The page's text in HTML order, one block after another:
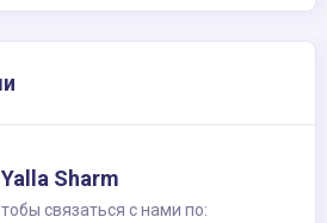
Yalla Sharm
связаться с нами по: